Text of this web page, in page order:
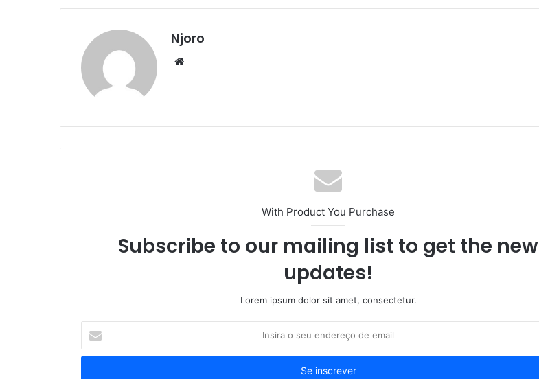
Njoro
Website
With Product You Purchase
Subscribe to our mailing list to get the new
updates!
Lorem ipsum dolor sit amet, consectetur.
seu